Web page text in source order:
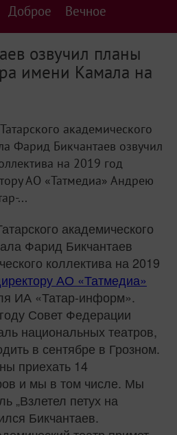
Доброе Вечное
озвучил планы
имени Камала на
академического
Фарид Бикчантаев озвучил
на 2019 год
АО «Татмедиа» Андрею
...
академического
Фарид Бикчантаев
коллектива на 2019
АО «Татмедиа»
ИА «Татар-информ».
Совет Федерации
национальных театров,
в сентябре в Грозном.
приехать 14
и мы в том числе. Мы
„Взлетел петух на
Бикчантаев.